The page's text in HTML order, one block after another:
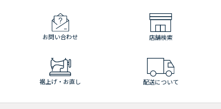
お問い合わせ 店舗検索
裾上げ・お直し 配送について